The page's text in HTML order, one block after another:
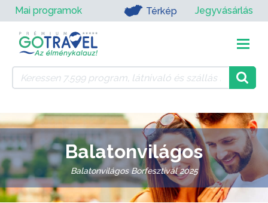
Mai programok Térkép Jegyvásárlás
Balatonvilágos
Balatonvilágos Borfesztivál 2025